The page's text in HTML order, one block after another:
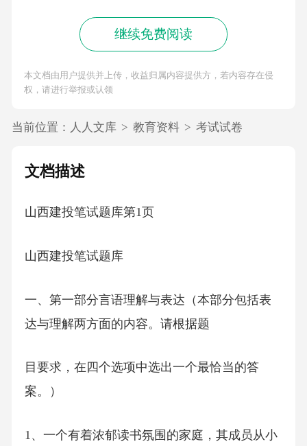
继续免费阅读
本文档由用户提供并上传，收益归属内容提供方，若内容存在侵
权，请进行举报或认领
当前位置： 人人文库 > 教育资料 > 考试试卷
文档描述
山西建投笔试题库第1页
山西建投笔试题库
一、第一部分言语理解与表达（本部分包括表
达与理解两方面的内容。请根据题
目要求，在四个选项中选出一个最恰当的答
案。）
1、一个有着浓郁读书氛围的家庭，其成员从小